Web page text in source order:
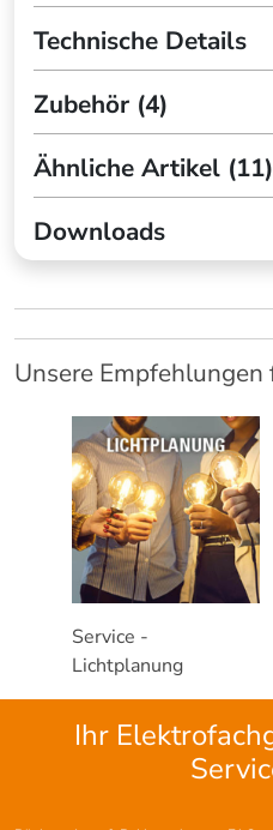
Technische Details
Zubehör (4)
Ähnliche Artikel (11)
Downloads
Unsere Empfehlungen
Service -
Lichtplanung
Ihr